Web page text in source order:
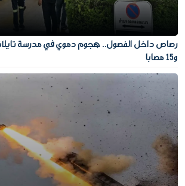
و15 مصابا